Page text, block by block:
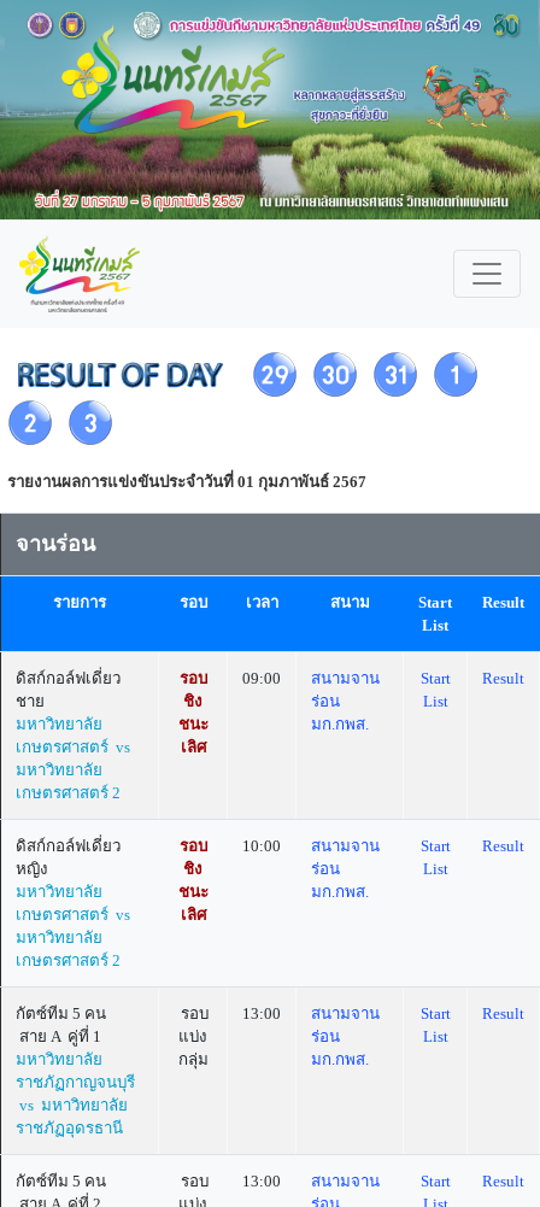
รายงานผลการแข่งขันประจำวันที่ 01 กุมภาพันธ์ 2567
จานร่อน
รายการ รอบ เวลา สนาม
Start
List
Result
ดิสก์กอล์ฟเดี่ยว
ชาย
มหาวิทยาลัย
เกษตรศาสตร์ vs
มหาวิทยาลัย
เกษตรศาสตร์ 2
รอบ
ชิง
ชนะ
เลิศ
09:00
สนามจาน
ร่อน
มก.กพส.
Start
List
Result
ดิสก์กอล์ฟเดี่ยว
หญิง
มหาวิทยาลัย
เกษตรศาสตร์ vs
มหาวิทยาลัย
เกษตรศาสตร์ 2
รอบ
ชิง
ชนะ
เลิศ
10:00
สนามจาน
ร่อน
มก.กพส.
Start
List
Result
กัตซ์ทีม 5 คน
สาย A คู่ที่ 1
มหาวิทยาลัย
ราชภัฏกาญจนบุรี
vs มหาวิทยาลัย
ราชภัฏอุดรธานี
รอบ
แบ่ง
กลุ่ม
13:00
สนามจาน
ร่อน
มก.กพส.
Start
List
Result
กัตซ์ทีม 5 คน
รอบ
13:00
สนามจาน
Start
Result